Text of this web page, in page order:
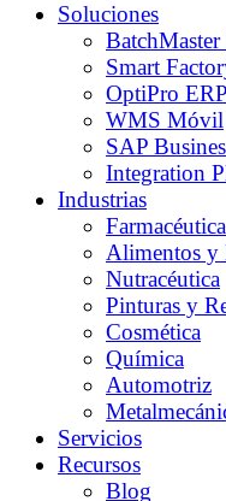
Soluciones
BatchMaster
Smart
OptiPro ERP
WMS Móvil
SAP
Integration
Industrias
Farmacéutica
Alimentos y
Nutracéutica
Pinturas y
Cosmética
Química
Automotriz
Servicios
Recursos
Blog